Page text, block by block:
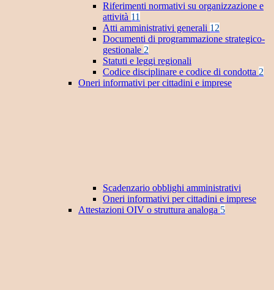
Riferimenti normativi su organizzazione e
attività 11
Atti amministrativi generali 12
Documenti di programmazione strategico-
gestionale 2
Statuti e leggi regionali
Codice disciplinare e codice di condotta 2
Oneri informativi per cittadini e imprese
Scadenzario obblighi amministrativi
Oneri informativi per cittadini e imprese
Attestazioni OIV o struttura analoga 5